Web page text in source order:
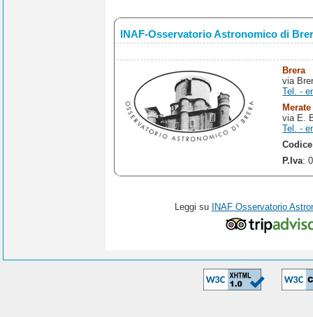
INAF-Osservatorio Astronomico di
Brera
via
Tel. -
Merate
via E.
Tel. -
P.Iva:
Leggi su INAF Osservatorio